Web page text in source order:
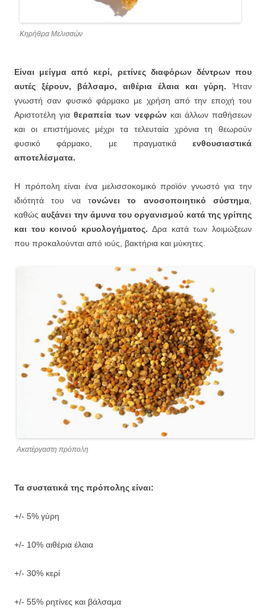
Κηρήθρα Μελισσών
Είναι μείγμα από κερί, ρετίνες διαφόρων δέντρων που
αυτές ξέρουν, βάλσαμο, αιθέρια έλαια και γύρη. Ήταν
γνωστή σαν φυσικό φάρμακο με χρήση από την εποχή του
Αριστοτέλη γιαθεραπεία των νεφρών και άλλων παθήσεων
και οι επιστήμονες μέχρι τα τελευταία χρόνια τη θεωρούν
φυσικό φάρμακο, με πραγματικά ενθουσιαστικά
αποτελέσματα.
Η πρόπολη είναι ένα μελισσοκομικό προϊόν γνωστό για την
ιδιότητά του να τονώνει το ανοσοποιητικό σύστημα
καθώςαυξάνει την άμυνα του οργανισμού κατά της γρίπης
και του κοινού κρυολογήματος. Δρα κατά των λοιμώξεων
που προκαλούνται από ιούς, βακτήρια και μύκητες.
Ακατέργαστη πρόπολη
Τα συστατικά της πρόπολης είναι:
+/- 5% γύρη
+/- 10% αιθέρια έλαια
+/- 30% κερί
+/- 55% ρητίνες και βάλσαμα